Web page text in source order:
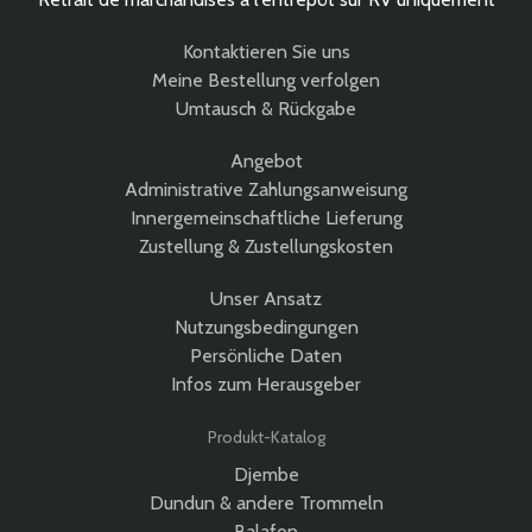
Kontaktieren Sie uns
Meine Bestellung verfolgen
Umtausch & Rückgabe
Angebot
Administrative Zahlungsanweisung
Innergemeinschaftliche Lieferung
Zustellung & Zustellungskosten
Unser Ansatz
Nutzungsbedingungen
Persönliche Daten
Infos zum Herausgeber
Produkt-Katalog
Djembe
Dundun & andere Trommeln